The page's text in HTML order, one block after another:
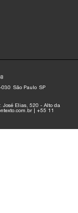
030 São Paulo SP
José Elias, 520 - Alto da
| +55 11